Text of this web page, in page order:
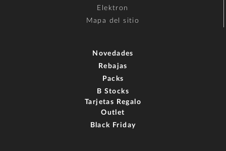
Elektron
Mapa del sitio
Novedades
Rebajas
Packs
B Stocks
Tarjetas Regalo
Outlet
Black Friday